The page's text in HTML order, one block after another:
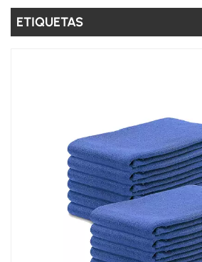
ETIQUETAS